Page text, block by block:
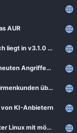
AUR
Foto- und Video-Verwaltungstool Immich liegt in v3.1.0 vor
Arch Linux User Repository (AUR) ist erneuten Angriffen ausgesetzt
So will TUXEDO OS mit Debian Testing Firmenkunden überzeugen
KI-Anbietern
Microsoft bestätigt Defender-Fehler unter Linux mit möglichen Sicherheitsfolgen